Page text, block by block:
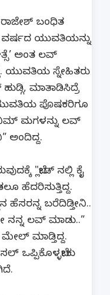
ಬಂಧಿತ
ಯುವತಿಯನ್ನು
ಅಂತ ಲವ್
ಯುವತಿಯ ಸ್ನೇಹಿತರು
ಮಾತಾಡಿಸಿದ್ರೆ
ಯುವತಿಯ ಪೊಷಕರಿಗೂ
ಮಗಳನ್ನು ಲವ್
ಅಂದಿದ್ದ.
"ಬ್ಲೇಡ್ ನಲ್ಲಿ ಕೈ
ಹೆದರಿಸುತ್ತಿದ್ದ.
ಹೆಸರನ್ನ ಬರೆದಿಡ್ತೀನಿ..
ನನ್ನ ಲವ್ ಮಾಡು..”
ಮಾಡ್ತಿದ್ದ.
ಒಪ್ಪಿಕೊಳ್ಳಬೇಕು